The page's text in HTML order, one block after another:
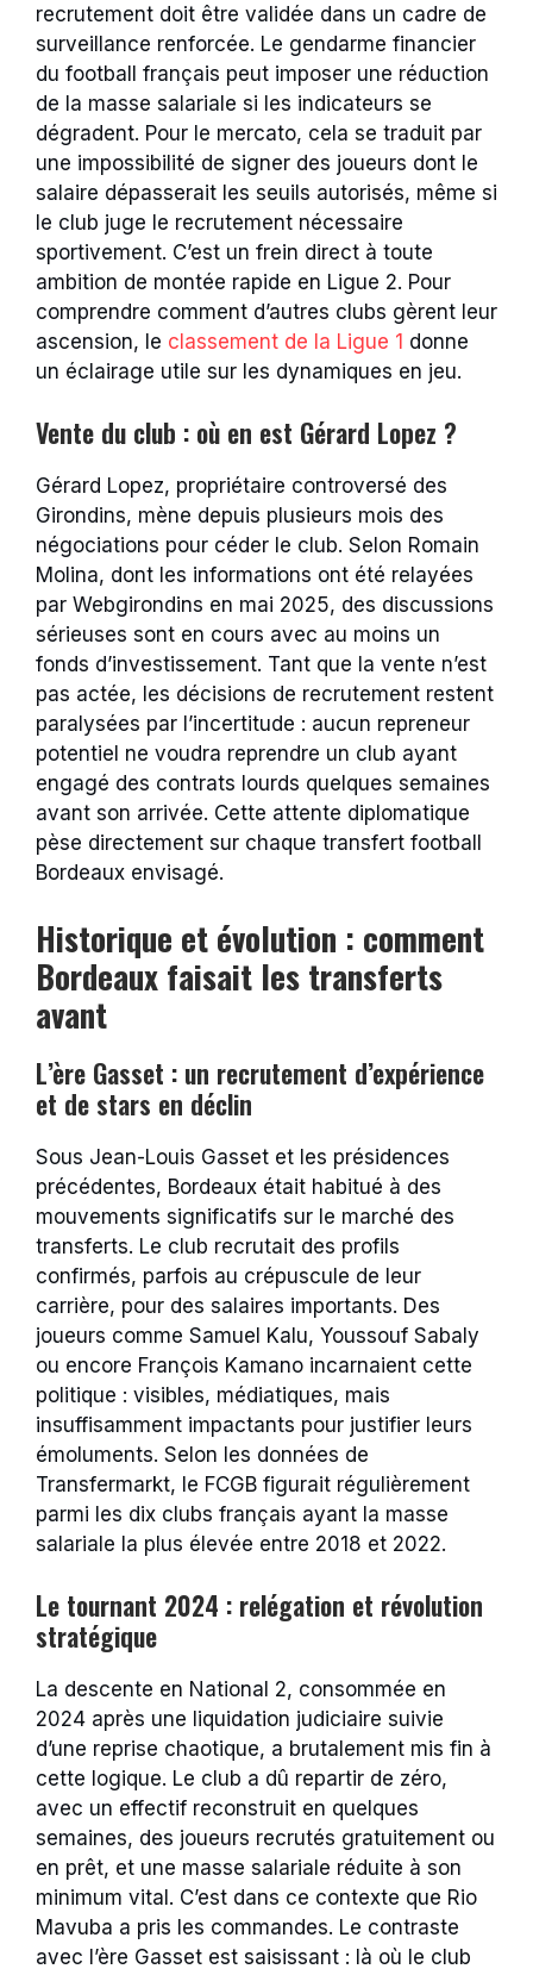
recrutement doit être validée dans un cadre de
surveillance renforcée. Le gendarme financier
du football français peut imposer une réduction
de la masse salariale si les indicateurs se
dégradent. Pour le mercato, cela se traduit par
une impossibilité de signer des joueurs dont le
salaire dépasserait les seuils autorisés, même si
le club juge le recrutement nécessaire
sportivement. C’est un frein direct à toute
ambition de montée rapide en Ligue 2. Pour
comprendre comment d’autres clubs gèrent leur
ascension, le classement de la Ligue 1 donne
un éclairage utile sur les dynamiques en jeu.
Vente du club : où en est Gérard Lopez ?
Gérard Lopez, propriétaire controversé des
Girondins, mène depuis plusieurs mois des
négociations pour céder le club. Selon Romain
Molina, dont les informations ont été relayées
par Webgirondins en mai 2025, des discussions
sérieuses sont en cours avec au moins un
fonds d’investissement. Tant que la vente n’est
pas actée, les décisions de recrutement restent
paralysées par l’incertitude : aucun repreneur
potentiel ne voudra reprendre un club ayant
engagé des contrats lourds quelques semaines
avant son arrivée. Cette attente diplomatique
pèse directement sur chaque transfert football
Bordeaux envisagé.
Historique et évolution : comment
Bordeaux faisait les transferts
avant
L’ère Gasset : un recrutement d’expérience
et de stars en déclin
Sous Jean-Louis Gasset et les présidences
précédentes, Bordeaux était habitué à des
mouvements significatifs sur le marché des
transferts. Le club recrutait des profils
confirmés, parfois au crépuscule de leur
carrière, pour des salaires importants. Des
joueurs comme Samuel Kalu, Youssouf Sabaly
ou encore François Kamano incarnaient cette
politique : visibles, médiatiques, mais
insuffisamment impactants pour justifier leurs
émoluments. Selon les données de
Transfermarkt, le FCGB figurait régulièrement
parmi les dix clubs français ayant la masse
salariale la plus élevée entre 2018 et 2022.
Le tournant 2024 : relégation et révolution
stratégique
La descente en National 2, consommée en
2024 après une liquidation judiciaire suivie
d’une reprise chaotique, a brutalement mis fin à
cette logique. Le club a dû repartir de zéro,
avec un effectif reconstruit en quelques
semaines, des joueurs recrutés gratuitement ou
en prêt, et une masse salariale réduite à son
minimum vital. C’est dans ce contexte que Rio
Mavuba a pris les commandes. Le contraste
avec l’ère Gasset est saisissant : là où le club